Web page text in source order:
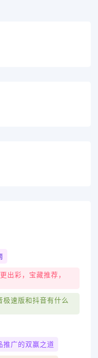
出彩，宝藏推荐，
速版和抖音有什么
推广的双赢之道